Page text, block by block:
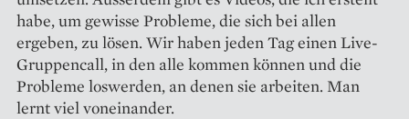
habe, um gewisse Probleme, die sich bei allen
ergeben, zu lösen. Wir haben jeden Tag einen Live-
Gruppencall, in den alle kommen können und die
Probleme loswerden, an denen sie arbeiten. Man
lernt viel voneinander.